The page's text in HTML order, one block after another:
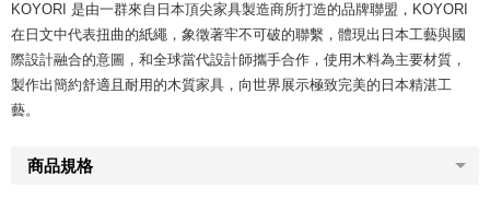
KOYORI 是由一群來自日本頂尖家具製造商所打造的品牌聯盟，KOYORI
在日文中代表扭曲的紙繩，象徵著牢不可破的聯繫，體現出日本工藝與國
際設計融合的意圖，和全球當代設計師攜手合作，使用木料為主要材質，
製作出簡約舒適且耐用的木質家具，向世界展示極致完美的日本精湛工
藝。
商品規格